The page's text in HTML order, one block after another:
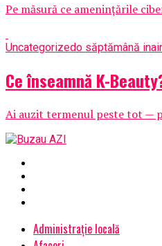
Pe măsură ce amenințările
Uncategorizedo săptămână
Ce înseamnă K-
Ai auzit termenul peste tot —
Administrație locală